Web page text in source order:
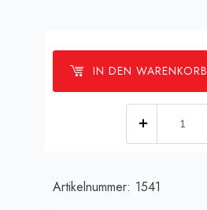
IN DEN WARENKORB
-
Artikelnummer: 1541